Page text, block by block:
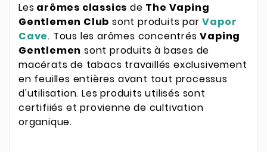
Les arômes classics de The Vaping
Gentlemen Club sont produits parVapor
Cave. Tous les arômes concentrésVaping
Gentlemen sont produits à bases de
macérats de tabacs travaillés exclusivement
en feuilles entières avant tout processus
d'utilisation. Les produits utilisés sont
certifiiés et provienne de cultivation
organique.